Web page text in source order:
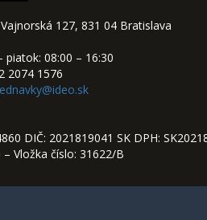
127, 831 04 Bratislava
piatok: 08:00 – 16:30
2074 1576
DIČ: 2021819041 SK DPH:
– Vložka číslo: 31622/B